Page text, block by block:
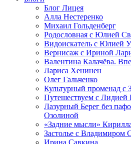
Блог Лицея
Алла Нестеренко
Михаил Гольденберг
Родословная с Юлией
Видоискатель с Юлией
Вернисаж с Ириной
Валентина Калачёва.
Лариса Хенинен
Олег Гальченко
Культурный променад с
Путешествуем с Лидией
Лазурный Берег без
Озолиной
«Задние мысли»
Застолье с Владимиром